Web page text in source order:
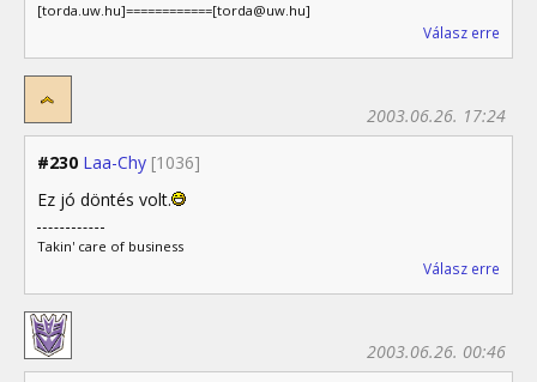
[torda.uw.hu]============[torda@uw.hu]
Válasz erre
#230 Laa-Chy [1036]
2003.06.26. 17:24
Ez jó döntés volt.
Takin' care of business
Válasz erre
2003.06.26. 00:46